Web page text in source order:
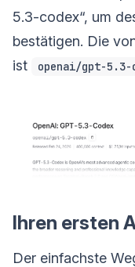
5.3-codex“, um
bestätigen. Die
ist
openai/gpt-5.3-
Ihren ersten
Der einfachste